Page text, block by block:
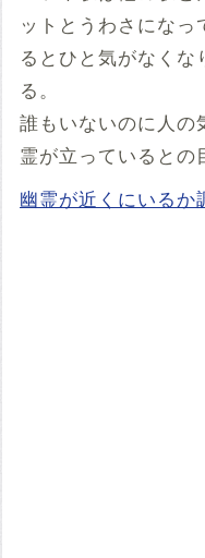
ットとうわさになっ
るとひと気がなくな
る。
誰もいないのに人の
霊が立っているとの
幽霊が近くにいるか